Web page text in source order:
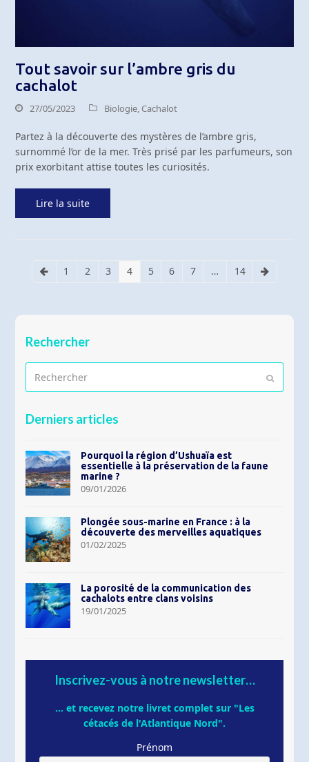
Tout savoir sur l’ambre gris du
cachalot
27/05/2023 Biologie,Cachalot
Partez à la découverte des mystères de l’ambre gris,
surnommé l’or de la mer. Très prisé par les parfumeurs, son
prix exorbitant attise toutes les curiosités.
Lire la suite
Précédent
Page
1 Page
2 Page
3 Page
4 Page
5 Page
6 Page
7 … Page
14 Suivant
Rechercher
Rechercher
Envoyer
Derniers articles
Pourquoi la région d’Ushuaïa est
essentielle à la préservation de la faune
marine ?
09/01/2026
Plongée sous-marine en France : à la
découverte des merveilles aquatiques
01/02/2025
La porosité de la communication des
cachalots entre clans voisins
19/01/2025
Inscrivez-vous à notre newsletter…
... et recevez notre livret complet sur "Les
cétacés de l'Atlantique Nord".
Prénom